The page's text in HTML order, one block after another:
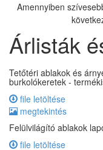
Amennyiben
Árlisták
Tetőtéri ablakok és
burkolókeretek -
file letöltése
megtekintés
Felülvilágító ablakok
file letöltése